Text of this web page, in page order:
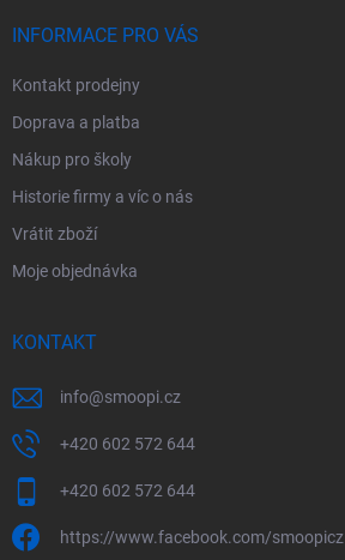
INFORMACE PRO VÁS
Kontakt prodejny
Doprava a platba
Nákup pro školy
Historie firmy a víc o nás
Vrátit zboží
Moje objednávka
KONTAKT
info@smoopi.cz
+420 602 572 644
+420 602 572 644
https://www.facebook.com/smoopicz